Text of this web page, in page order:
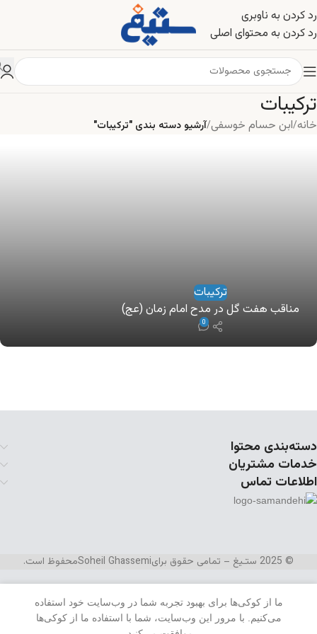
رد کردن به ناوبری
رد کردن به محتوای اصلی
ترکیبات
خانه/ابن حسام خوسفی/آرشیو دسته بندی "ترکیبات"
ترکیبات
مناقب هفت گل در مدح امام زمان (عج)
0
دسته‌بندی محتوا
خدمات مشتریان
اطلاعات تماس
© 2025 ستـیغ – تمامی حقوق برای Soheil Ghassemiمحفوظ است.
علاقه مندیسبد خرید
ما از کوکی‌ها برای بهبود تجربه شما در وب‌سایت خود استفاده
می‌کنیم. با مرور این وب‌سایت، شما با استفاده ما از کوکی‌ها